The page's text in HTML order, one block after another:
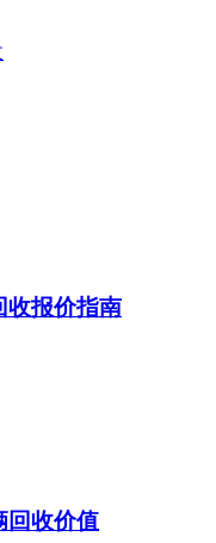
收报价指南
回收价值